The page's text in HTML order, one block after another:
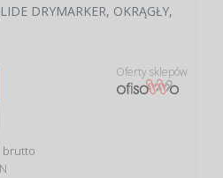
DRYMARKER, OKRĄGŁY,
Oferty sklepów
brutto